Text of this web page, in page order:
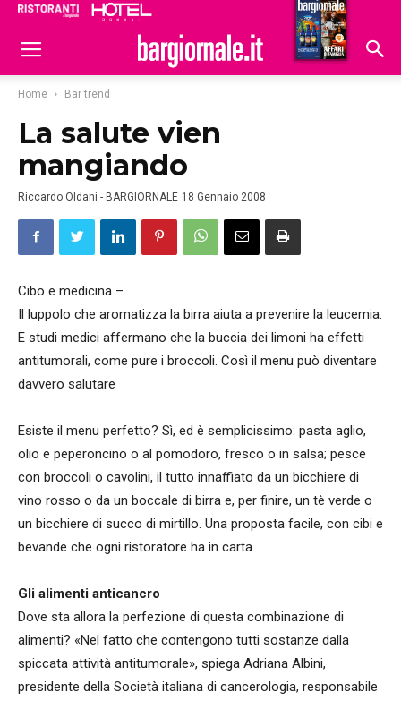
Hoteldomani
Home Bar trend
La salute vien
mangiando
Riccardo Oldani - BARGIORNALE 18 Gennaio 2008
Cibo e medicina –
Il luppolo che aromatizza la birra aiuta a prevenire la leucemia.
E studi medici affermano che la buccia dei limoni ha effetti
antitumorali, come pure i broccoli. Così il menu può diventare
davvero salutare
Esiste il menu perfetto? Sì, ed è semplicissimo: pasta aglio,
olio e peperoncino o al pomodoro, fresco o in salsa; pesce
con broccoli o cavolini, il tutto innaffiato da un bicchiere di
vino rosso o da un boccale di birra e, per finire, un tè verde o
un bicchiere di succo di mirtillo. Una proposta facile, con cibi e
bevande che ogni ristoratore ha in carta.
Gli alimenti anticancro
Dove sta allora la perfezione di questa combinazione di
alimenti? «Nel fatto che contengono tutti sostanze dalla
spiccata attività antitumorale», spiega Adriana Albini,
presidente della Società italiana di cancerologia, responsabile